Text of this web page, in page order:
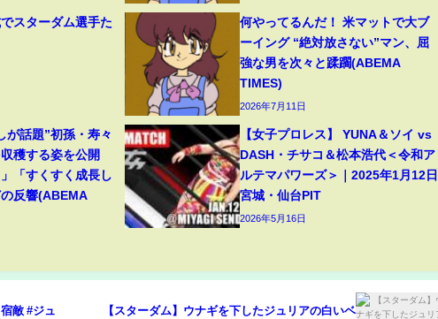
スターダム選手た
何やってるんだ！ 米マットで大ブ
ーイング “絶対放さない”マン、屈
強な男を次々と蹂躙(ABEMA
TIMES)
2026年7月11日
が話題”初孫・寿々
穫する姿を公開
」「すくすく成長し
反響(ABEMA
【女子プロレス】 YUNA＆ソイ vs
DASH・チサコ＆松本浩代＜令和ア
ルテマパワーズ＞｜2025年1月12日
宮城・仙台PIT
2026年5月16日
敵 #ジュ 【スターダム】ウナギを下したジュリアの白いベ